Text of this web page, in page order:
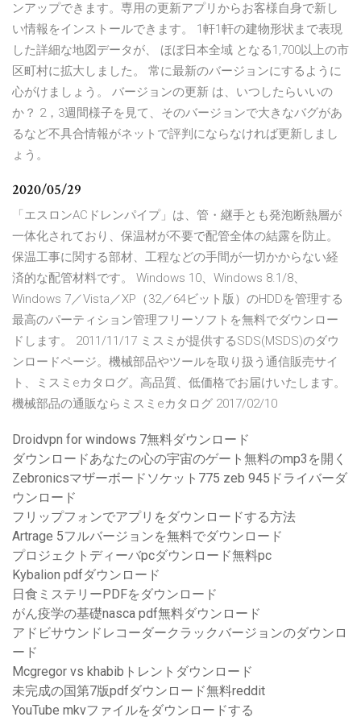
ンアップできます。専用の更新アプリからお客様自身で新し
い情報をインストールできます。 1軒1軒の建物形状まで表現
した詳細な地図データが、 ほぼ日本全域 となる1,700以上の市
区町村に拡大しました。 常に最新のバージョンにするように
心がけましょう。 バージョンの更新 は、いつしたらいいの
か？ 2，3週間様子を見て、そのバージョンで大きなバグがあ
るなど不具合情報がネットで評判にならなければ更新しまし
ょう。
2020/05/29
「エスロンACドレンパイプ」は、管・継手とも発泡断熱層が
一体化されており、保温材が不要で配管全体の結露を防止。
保温工事に関する部材、工程などの手間が一切かからない経
済的な配管材料です。 Windows 10、Windows 8.1/8、
Windows 7／Vista／XP（32／64ビット版）のHDDを管理する
最高のパーティション管理フリーソフトを無料でダウンロー
ドします。 2011/11/17 ミスミが提供するSDS(MSDS)のダウ
ンロードページ。機械部品やツールを取り扱う通信販売サイ
ト、ミスミeカタログ。高品質、低価格でお届けいたします。
機械部品の通販ならミスミeカタログ 2017/02/10
Droidvpn for windows 7無料ダウンロード
ダウンロードあなたの心の宇宙のゲート無料のmp3を開く
Zebronicsマザーボードソケット775 zeb 945ドライバーダ
ウンロード
フリップフォンでアプリをダウンロードする方法
Artrage 5フルバージョンを無料でダウンロード
プロジェクトディーバpcダウンロード無料pc
Kybalion pdfダウンロード
日食ミステリーPDFをダウンロード
がん疫学の基礎nasca pdf無料ダウンロード
アドビサウンドレコーダークラックバージョンのダウンロ
ード
Mcgregor vs khabibトレントダウンロード
未完成の国第7版pdfダウンロード無料reddit
YouTube mkvファイルをダウンロードする